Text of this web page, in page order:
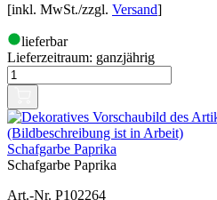
[inkl. MwSt./zzgl. Versand]
lieferbar
Lieferzeitraum: ganzjährig
Schafgarbe Paprika
Schafgarbe Paprika
Art.-Nr. P102264